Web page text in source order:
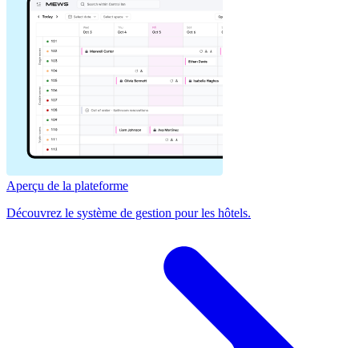
Aperçu de la plateforme
Découvrez le système de gestion pour les hôtels.